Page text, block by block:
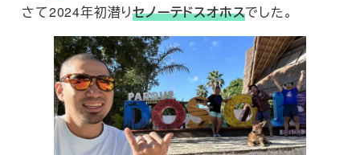
さて2024年初潜りセノーテドスオホスでした。